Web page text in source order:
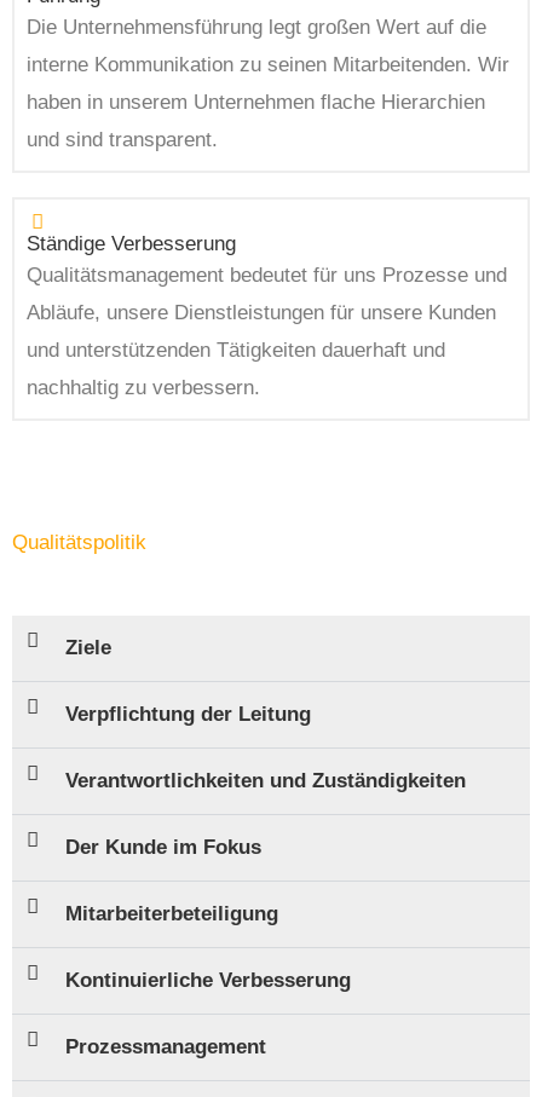
Die Unternehmensführung legt großen Wert auf die
interne Kommunikation zu seinen Mitarbeitenden. Wir
haben in unserem Unternehmen flache Hierarchien
und sind transparent.
Ständige Verbesserung
Qualitätsmanagement bedeutet für uns Prozesse und
Abläufe, unsere Dienstleistungen für unsere Kunden
und unterstützenden Tätigkeiten dauerhaft und
nachhaltig zu verbessern.
Qualitätspolitik
Ziele
Verpflichtung der Leitung
Verantwortlichkeiten und Zuständigkeiten
Der Kunde im Fokus
Mitarbeiterbeteiligung
Kontinuierliche Verbesserung
Prozessmanagement